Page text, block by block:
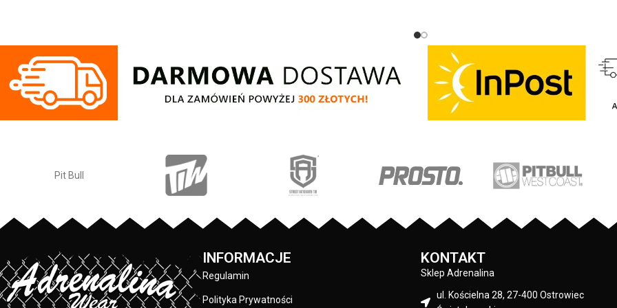
kciuk - od wewnętrznej strony lamówka
przy karku chroniąca przed otarciami -
silikonowa kwadratowa naszywka na
lewym rękawie z logo marki Pit Bull - duży
nadruk na plecach oraz mniejszy na
skład materiału: 80% bawełna / 20%
poliester
KOLOR:
INFORMACJE
Regulamin
Polityka Prywatności
KONTAKT
Sklep Adrenalina
ul. Kościelna 28, 27-400 Ostrowiec